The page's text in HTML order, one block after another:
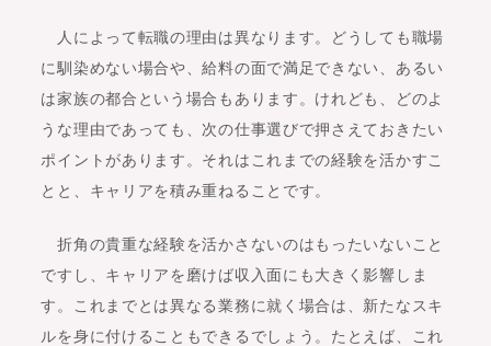
人によって転職の理由は異なります。どうしても職場
に馴染めない場合や、給料の面で満足できない、あるい
は家族の都合という場合もあります。けれども、どのよ
うな理由であっても、次の仕事選びで押さえておきたい
ポイントがあります。それはこれまでの経験を活かすこ
とと、キャリアを積み重ねることです。
折角の貴重な経験を活かさないのはもったいないこと
ですし、キャリアを磨けば収入面にも大きく影響しま
す。これまでとは異なる業務に就く場合は、新たなスキ
ルを身に付けることもできるでしょう。たとえば、これ